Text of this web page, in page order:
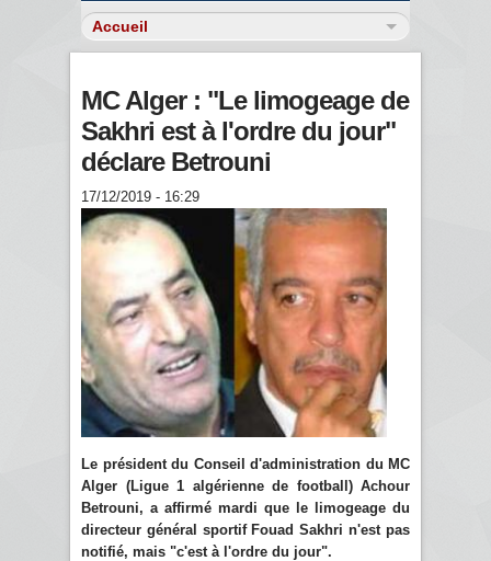
MC Alger : "Le limogeage de
Sakhri est à l'ordre du jour"
déclare Betrouni
17/12/2019 - 16:29
Le président du Conseil d'administration du MC
Alger (Ligue 1 algérienne de football) Achour
Betrouni, a affirmé mardi que le limogeage du
directeur général sportif Fouad Sakhri n'est pas
notifié, mais "c'est à l'ordre du jour".